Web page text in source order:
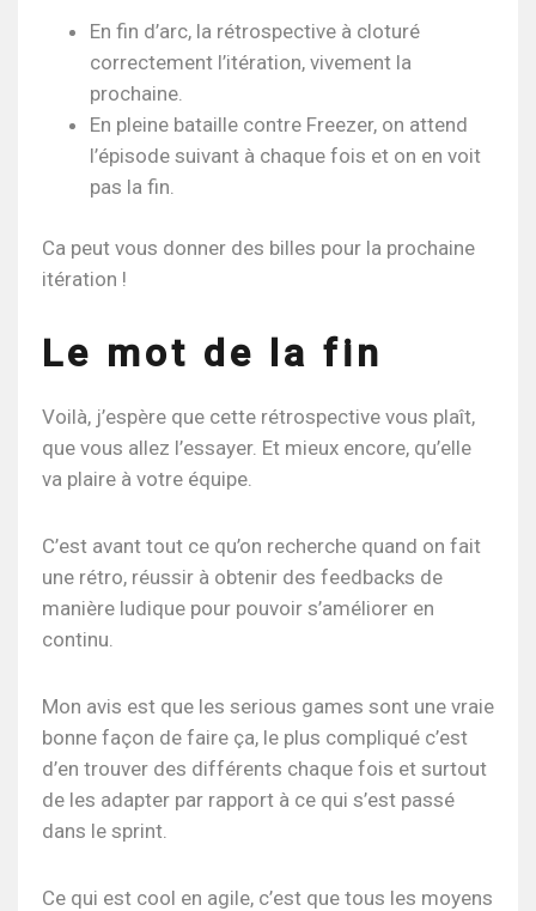
En fin d’arc, la rétrospective à cloturé
correctement l’itération, vivement la
prochaine.
En pleine bataille contre Freezer, on attend
l’épisode suivant à chaque fois et on en voit
pas la fin.
Ca peut vous donner des billes pour la prochaine
itération !
Le mot de la fin
Voilà, j’espère que cette rétrospective vous plaît,
que vous allez l’essayer. Et mieux encore, qu’elle
va plaire à votre équipe.
C’est avant tout ce qu’on recherche quand on fait
une rétro, réussir à obtenir des feedbacks de
manière ludique pour pouvoir s’améliorer en
continu.
Mon avis est que les serious games sont une vraie
bonne façon de faire ça, le plus compliqué c’est
d’en trouver des différents chaque fois et surtout
de les adapter par rapport à ce qui s’est passé
dans le sprint.
Ce qui est cool en agile, c’est que tous les moyens